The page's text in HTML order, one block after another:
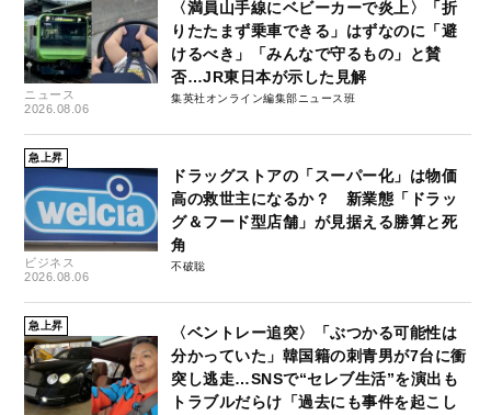
ニュース
2026.08.06
〈満員山手線にベビーカーで炎上〉「折
りたたまず乗車できる」はずなのに「避
けるべき」「みんなで守るもの」と賛
否…JR東日本が示した見解
集英社オンライン編集部ニュース班
急上昇
ビジネス
2026.08.06
ドラッグストアの「スーパー化」は物価
高の救世主になるか？ 新業態「ドラッ
グ＆フード型店舗」が見据える勝算と死
角
不破聡
急上昇
〈ベントレー追突〉「ぶつかる可能性は
分かっていた」韓国籍の刺青男が7台に衝
突し逃走…SNSで“セレブ生活”を演出も
トラブルだらけ「過去にも事件を起こし